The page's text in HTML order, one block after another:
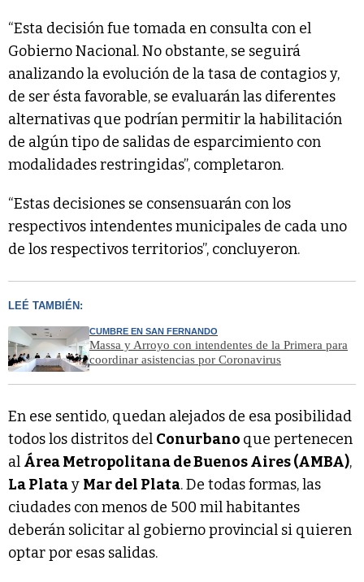
“Esta decisión fue tomada en consulta con el
Gobierno Nacional. No obstante, se seguirá
analizando la evolución de la tasa de contagios y,
de ser ésta favorable, se evaluarán las diferentes
alternativas que podrían permitir la habilitación
de algún tipo de salidas de esparcimiento con
modalidades restringidas”, completaron.
“Estas decisiones se consensuarán con los
respectivos intendentes municipales de cada uno
de los respectivos territorios”, concluyeron.
LEÉ TAMBIÉN:
CUMBRE EN SAN FERNANDO
Massa y Arroyo con intendentes de la Primera para
coordinar asistencias por Coronavirus
En ese sentido, quedan alejados de esa posibilidad
todos los distritos del Conurbano que pertenecen
al Área Metropolitana de Buenos Aires (AMBA),
La Platay Mar del Plata. De todas formas, las
ciudades con menos de 500 mil habitantes
deberán solicitar al gobierno provincial si quieren
optar por esas salidas.